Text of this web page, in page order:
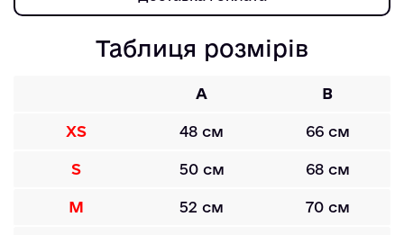
Таблиця розмірів
A B
XS 48 см 66 см
S 50 см 68 см
M 52 см 70 см